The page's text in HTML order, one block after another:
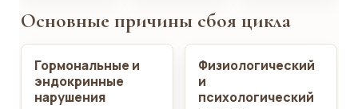
Основные причины сбоя цикла
Гормональные и
эндокринные
нарушения
Физиологический
и
психологический